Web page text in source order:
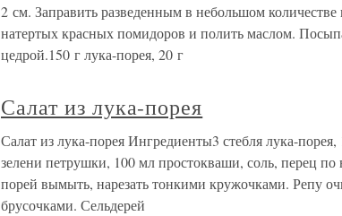
2 см. Заправить разведенным в небольшом
натертых красных помидоров и полить маслом.
цедрой.150 г лука-порея, 20 г
Салат из лука-порея
Салат из лука-порея Ингредиенты3 стебля лука-
зелени петрушки, 100 мл простокваши, соль, перец
порей вымыть, нарезать тонкими кружочками. Репу
брусочками. Сельдерей